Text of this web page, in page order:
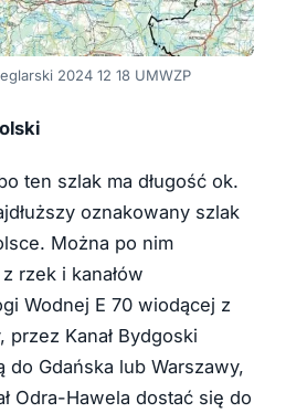
2024 12 18 UMWZP
ten szlak ma długość ok.
oznakowany szlak
Można po nim
rzek i kanałów
Wodnej E 70 wiodącej z
przez Kanał Bydgoski
do Gdańska lub Warszawy,
Odra-Hawela dostać się do